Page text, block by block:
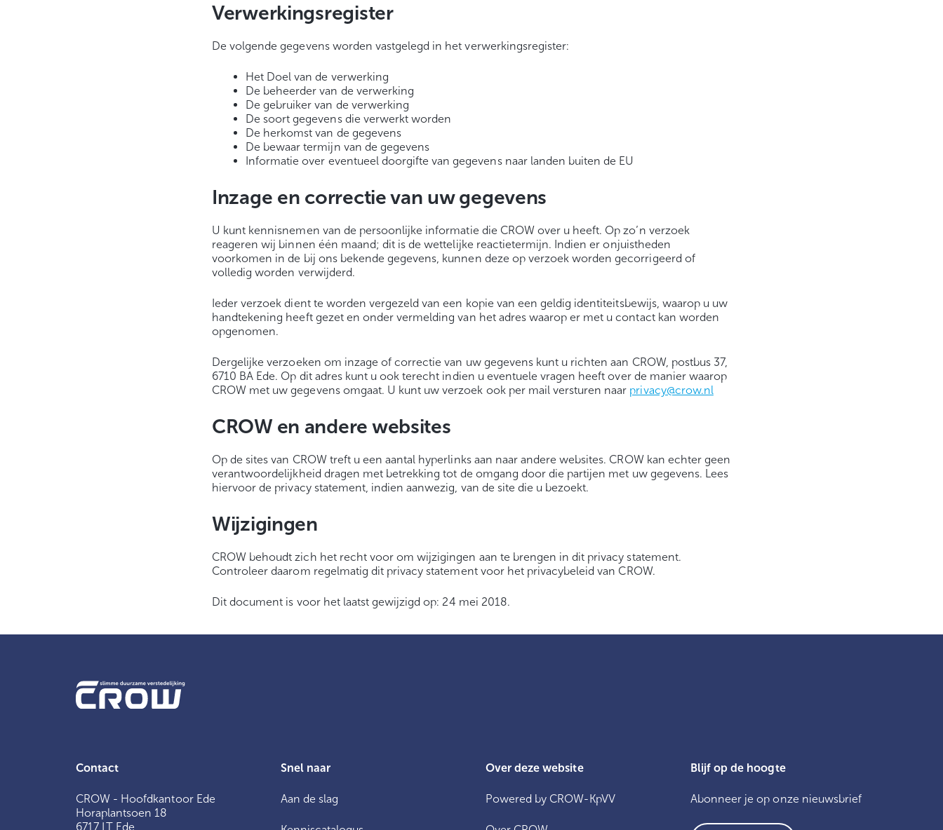
Verwerkingsregister
De volgende gegevens worden vastgelegd in het verwerkingsregister:
Het Doel van de verwerking
De beheerder van de verwerking
De gebruiker van de verwerking
De soort gegevens die verwerkt worden
De herkomst van de gegevens
De bewaar termijn van de gegevens
Informatie over eventueel doorgifte van gegevens naar landen buiten de EU
Inzage en correctie van uw gegevens
U kunt kennisnemen van de persoonlijke informatie die CROW over u heeft. Op zo’n verzoek
reageren wij binnen één maand; dit is de wettelijke reactietermijn. Indien er onjuistheden
voorkomen in de bij ons bekende gegevens, kunnen deze op verzoek worden gecorrigeerd of
volledig worden verwijderd.
Ieder verzoek dient te worden vergezeld van een kopie van een geldig identiteitsbewijs, waarop u uw
handtekening heeft gezet en onder vermelding van het adres waarop er met u contact kan worden
opgenomen.
Dergelijke verzoeken om inzage of correctie van uw gegevens kunt u richten aan CROW, postbus 37,
6710 BA Ede. Op dit adres kunt u ook terecht indien u eventuele vragen heeft over de manier waarop
CROW met uw gegevens omgaat. U kunt uw verzoek ook per mail versturen naar privacy@crow.nl
CROW en andere websites
Op de sites van CROW treft u een aantal hyperlinks aan naar andere websites. CROW kan echter geen
verantwoordelijkheid dragen met betrekking tot de omgang door die partijen met uw gegevens. Lees
hiervoor de privacy statement, indien aanwezig, van de site die u bezoekt.
Wijzigingen
CROW behoudt zich het recht voor om wijzigingen aan te brengen in dit privacy statement.
Controleer daarom regelmatig dit privacy statement voor het privacybeleid van CROW.
Dit document is voor het laatst gewijzigd op: 24 mei 2018.
Contact
CROW - Hoofdkantoor Ede
Horaplantsoen 18
6717 LT Ede
Snel naar
Aan de slag
Over deze website
Powered by CROW-KpVV
Blijf op de hoogte
Abonneer je op onze nieuwsbrief